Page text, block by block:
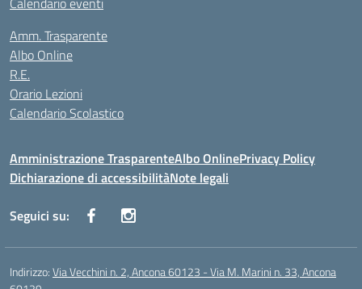
Amm. Trasparente
Albo Online
R.E.
Orario Lezioni
Calendario Scolastico
Amministrazione TrasparenteAlbo OnlinePrivacy Policy
Dichiarazione di accessibilitàNote legali
Seguici su:
Indirizzo:Via Vecchini n. 2, Ancona 60123 - Via M. Marini n. 33, Ancona